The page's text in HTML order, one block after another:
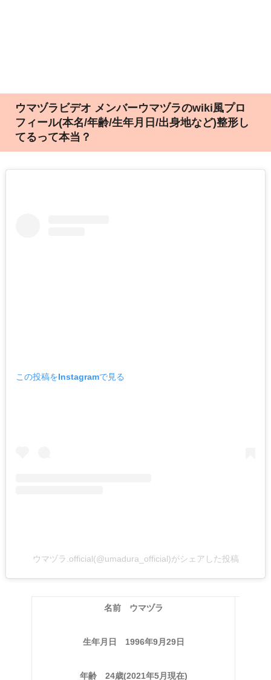
ウマヅラビデオ メンバーウマヅラのwiki風プロ
フィール(本名/年齢/生年月日/出身地など)整形し
てるって本当？
この投稿をInstagramで見る
ウマヅラ.official(@umadura_official)がシェアした投稿
名前 ウマヅラ
生年月日 1996年9月29日
年齢 24歳(2021年5月現在)